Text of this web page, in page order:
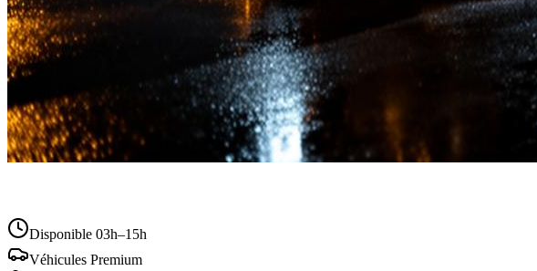
5.0 · +500 clients
Disponible 03h–15h
Véhicules Premium